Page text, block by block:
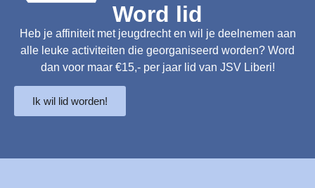
Word lid
Heb je affiniteit met jeugdrecht en wil je deelnemen aan
alle leuke activiteiten die georganiseerd worden? Word
dan voor maar €15,- per jaar lid van JSV Liberi!
Ik wil lid worden!